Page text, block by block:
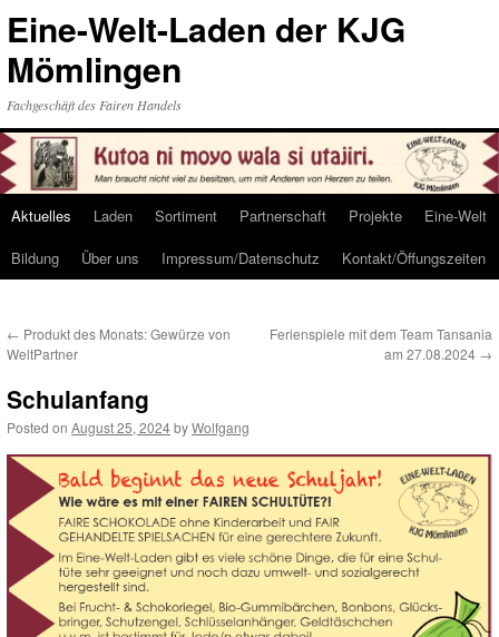
Eine-Welt-Laden der KJG
Mömlingen
Fachgeschäft des Fairen Handels
Skip
to
Aktuelles Laden Sortiment Partnerschaft Projekte
Eine-Welt
Bildung
Über uns Impressum/Datenschutz Kontakt/Öffungszeiten
← Produkt des Monats: Gewürze von
WeltPartner
Ferienspiele mit dem Team Tansania
am 27.08.2024 →
Schulanfang
Posted on August 25, 2024byWolfgang